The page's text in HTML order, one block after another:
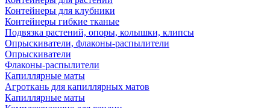
Контейнеры для клубники
Контейнеры гибкие тканые
Подвязка растений, опоры, колышки, клипсы
Опрыскиватели, флаконы-распылители
Опрыскиватели
Флаконы-распылители
Капиллярные маты
Агроткань для капиллярных матов
Капиллярные маты